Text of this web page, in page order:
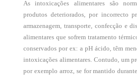
As intoxicações alimentares são
produtos deteriorados, por incorrecto
armazenagem, transporte, confecção e
alimentares que sofrem tratamento
conservados por ex: a pH ácido, têm
intoxicações alimentares. Contudo, um
por exemplo arroz, se for mantido